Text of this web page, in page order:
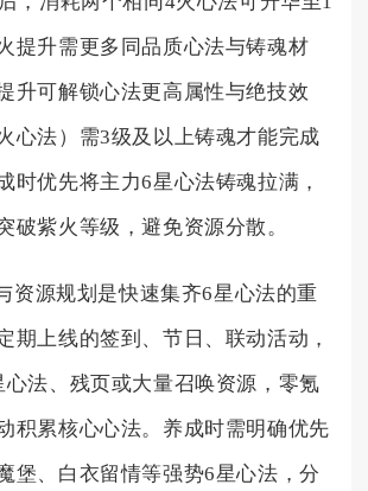
提升需更多同品质心法与铸魂材
升可解锁心法更高属性与绝技效
心法）需3级及以上铸魂才能完成
时优先将主力6星心法铸魂拉满，
破紫火等级，避免资源分散。
资源规划是快速集齐6星心法的重
期上线的签到、节日、联动活动，
心法、残页或大量召唤资源，零氪
积累核心心法。养成时需明确优先
堡、白衣留情等强势6星心法，分